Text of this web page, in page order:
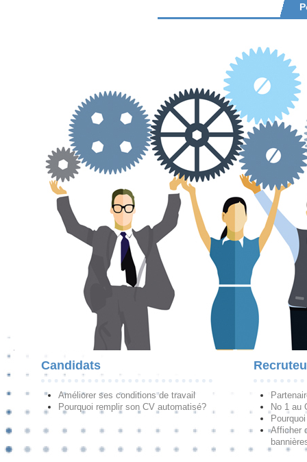
Candidats
Améliorer ses conditions de travail
Pourquoi remplir son CV automatisé?
No 1 au
Afficher